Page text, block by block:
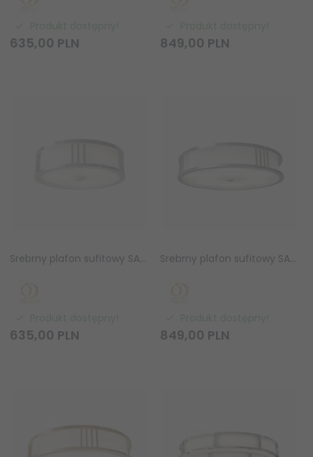
635,00 PLN 849,00 PLN
Srebrny plafon sufitowy SANDRO PL SATIN NIKIEL 35 Orlicki Design OR85792
635,00 PLN
Srebrny plafon sufitowy SANDRO PL SATIN NIKIEL 50 Orlicki Design OR85785
849,00 PLN